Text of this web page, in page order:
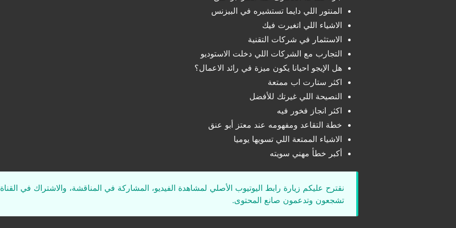
المنتور اللي دايما تستشيره في البيزنس
الاشياء اللي اتغيرت فيك
الاستثمار في شركات التقنية
التجارب مع الشركات اللي دخلت الاستوديو
هل الإيجو احيانا يكون ميزة في رائد الاعمال؟
اكثر ستارت اب ممتعة
النصيحة اللي غيرتك للأفضل
اكثر انجاز فخور فيه
خطة التقاعد ومفهومه عند معتز أبو عنق
الاشياء الممتعة اللي تسويها يوميا
أكبر خطأ مهني سويته
نقترح عليكم زيارة رابط اليوتيوب الأصلي لمشاهدة الفيديو، المشاركة في المناقشة، والاشتراك في
تشجعون وتدعمون صانع المحتوى.